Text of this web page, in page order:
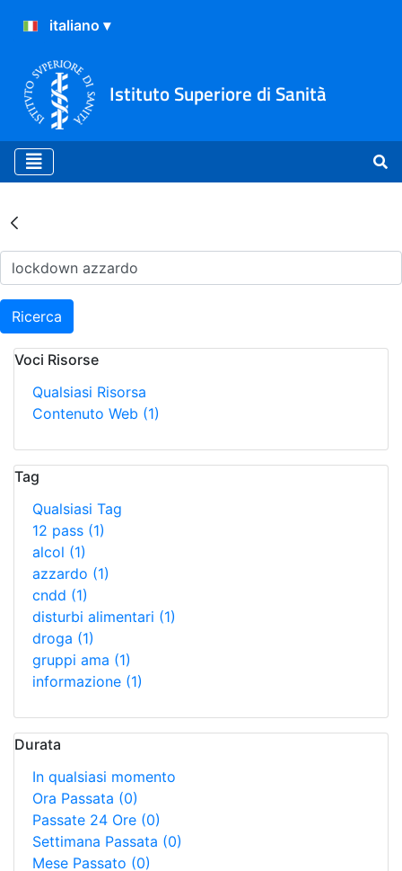
Istituto Superiore di Sanità
Risultati della Ricerca -
Ricerca
Voci Risorse
Qualsiasi Risorsa
Contenuto Web (1)
Tag
Qualsiasi Tag
12 pass (1)
alcol (1)
azzardo (1)
cndd (1)
disturbi alimentari (1)
droga (1)
gruppi ama (1)
informazione (1)
Durata
In qualsiasi momento
Ora Passata (0)
Passate 24 Ore (0)
Settimana Passata (0)
Mese Passato (0)